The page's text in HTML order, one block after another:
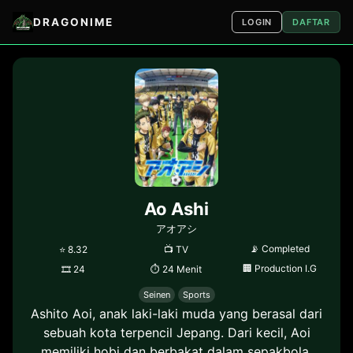
DRAGONIME LOGIN DAFTAR
Ao Ashi
アオアシ
⭐8.32 📺TV 📡 Completed
🎞 24 ⏱ 24 Menit 🏢 Production I.G
Seinen Sports
Ashito Aoi, anak laki-laki muda yang berasal dari
sebuah kota terpencil Jepang. Dari kecil, Aoi